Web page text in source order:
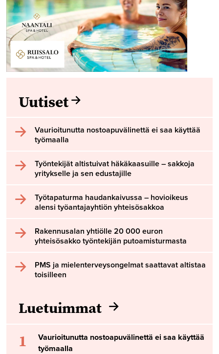
Uutiset
Vaurioitunutta nostoapuvälinettä ei saa käyttää
työmaalla
Työntekijät altistuivat häkäkaasuille – sakkoja
yritykselle ja sen edustajille
Työtapaturma haudankaivussa – hovioikeus
alensi työantajayhtiön yhteisösakkoa
Rakennusalan yhtiölle 20 000 euron
yhteisösakko työntekijän putoamisturmasta
PMS ja mielenterveysongelmat saattavat altistaa
toisilleen
Luetuimmat
1
Vaurioitunutta nostoapuvälinettä ei saa käyttää
työmaalla